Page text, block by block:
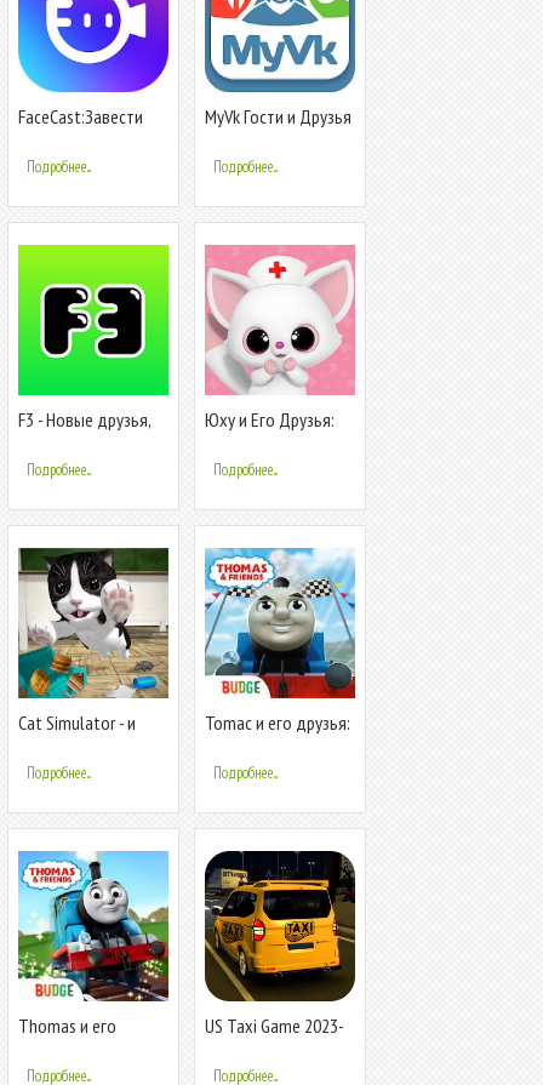
FaceCast:Завести
общайтесь,Встретить
Подробнее...
MyVk Гости и Друзья
Подробнее...
F3 - Новые друзья,
вопросы, Чат
Подробнее...
Юху и Его Друзья:
Лечить Животных!
Подробнее...
Cat Simulator - и
Подробнее...
Tomac и его друзья:
Подробнее...
Thomas и его
пути
Подробнее...
US Taxi Game 2023-
Подробнее...